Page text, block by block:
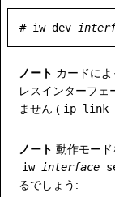
# iw dev
ノート カードに
レスインターフェ
ません ( ip link
ノート 動作モー
iw interface
るでしょう: